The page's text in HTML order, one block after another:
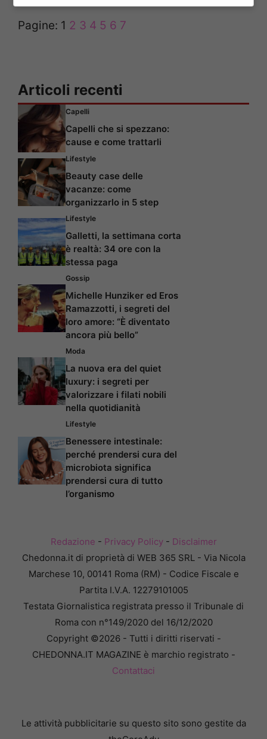
Pagine: 1 2 3 4 5 6 7
Articoli recenti
Capelli
Capelli che si spezzano:
cause e come trattarli
Lifestyle
Beauty case delle
vacanze: come
organizzarlo in 5 step
Lifestyle
Galletti, la settimana corta
è realtà: 34 ore con la
stessa paga
Gossip
Michelle Hunziker ed Eros
Ramazzotti, i segreti del
loro amore: “È diventato
ancora più bello”
Moda
La nuova era del quiet
luxury: i segreti per
valorizzare i filati nobili
nella quotidianità
Lifestyle
Benessere intestinale:
perché prendersi cura del
microbiota significa
prendersi cura di tutto
l’organismo
Redazione - Privacy Policy- Disclaimer
Chedonna.it di proprietà di WEB 365 SRL - Via Nicola
Marchese 10, 00141 Roma (RM) - Codice Fiscale e
Partita I.V.A. 12279101005
Testata Giornalistica registrata presso il Tribunale di
Roma con n°149/2020 del 16/12/2020
Copyright ©2026 - Tutti i diritti riservati -
CHEDONNA.IT MAGAZINE è marchio registrato -
Contattaci
Le attività pubblicitarie su questo sito sono gestite da